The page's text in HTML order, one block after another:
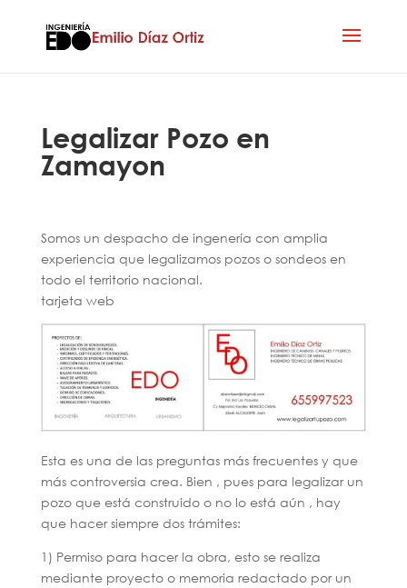
Legalizar Pozo en
Zamayon
Somos un despacho de ingenería con amplia
experiencia que legalizamos pozos o sondeos en
todo el territorio nacional.
tarjeta web
Esta es una de las preguntas más frecuentes y que
más controversia crea. Bien , pues para legalizar un
pozo que está construido o no lo está aún , hay
que hacer siempre dos trámites:
1) Permiso para hacer la obra, esto se realiza
mediante proyecto o memoria redactado por un